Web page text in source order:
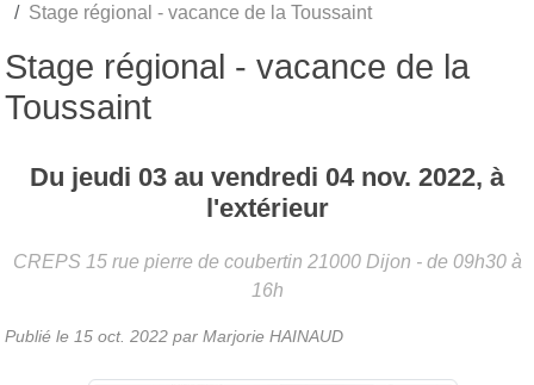
Stage régional - vacance de la Toussaint
Stage régional - vacance de la
Toussaint
Du jeudi 03 au vendredi 04 nov. 2022, à
l'extérieur
CREPS 15 rue pierre de coubertin 21000 Dijon - de 09h30 à
16h
Publié le 15 oct. 2022 par Marjorie HAINAUD